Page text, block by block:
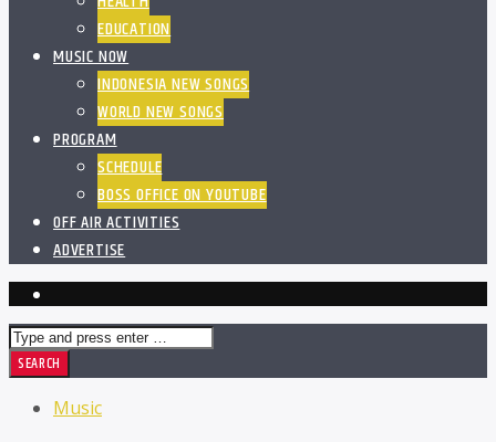
EDUCATION
MUSIC NOW
INDONESIA NEW SONGS
WORLD NEW SONGS
PROGRAM
SCHEDULE
BOSS OFFICE ON YOUTUBE
OFF AIR ACTIVITIES
ADVERTISE
Music